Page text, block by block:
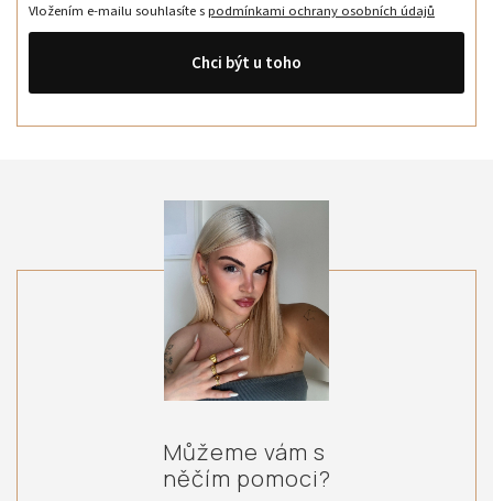
Vložením e-mailu souhlasíte spodmínkami ochrany osobních údajů
Chci být u toho
Můžeme vám s
něčím pomoci?